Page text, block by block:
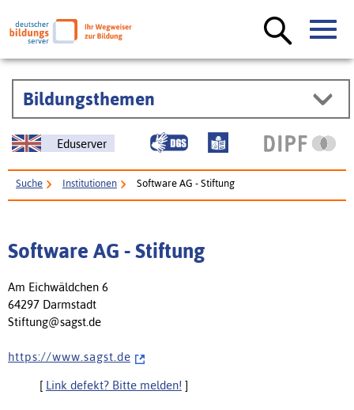
Bildungsthemen
Eduserver
Suche Institutionen Software AG - Stiftung
Software AG - Stiftung
Am Eichwäldchen 6
64297 Darmstadt
Stiftung@sagst.de
h t t p s : / / w w w . s a g s t . d e
[ Link defekt? Bitte melden! ]